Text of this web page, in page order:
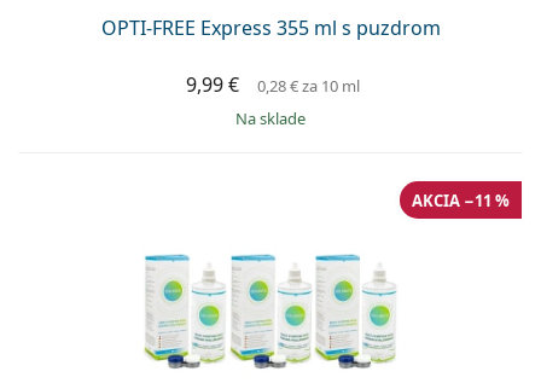
OPTI-FREE Express 355 ml s puzdrom
9,99 € 0,28 €za 10 ml
na sklade
AKCIA −11 %